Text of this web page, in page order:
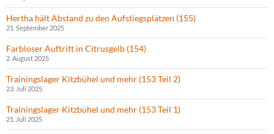
Hertha hält Abstand zu den Aufstiegsplätzen (155)
21. September 2025
Farbloser Auftritt in Citrusgelb (154)
2. August 2025
Trainingslager Kitzbühel und mehr (153 Teil 2)
23. Juli 2025
Trainingslager Kitzbühel und mehr (153 Teil 1)
21. Juli 2025